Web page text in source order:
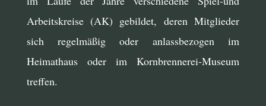
Arbeitskreise (AK) gebildet, deren Mitglieder
sich regelmäßig oder anlassbezogen im
Heimathaus oder im Kornbrennerei-Museum
treffen.